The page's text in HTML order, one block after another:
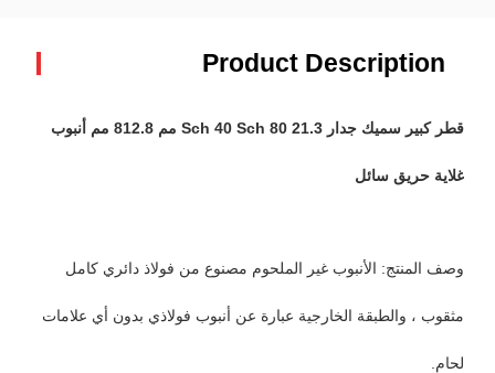
Product Description
قطر كبير سميك جدار Sch 40 Sch 80 21.3 مم 812.8 مم أنبوب
غلاية حريق سائل
وصف المنتج: الأنبوب غير الملحوم مصنوع من فولاذ دائري كامل
مثقوب ، والطبقة الخارجية عبارة عن أنبوب فولاذي بدون أي علامات
لحام.